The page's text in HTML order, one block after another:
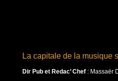
La capitale de la musique
Dir Pub et Redac’ Chef: Massaër